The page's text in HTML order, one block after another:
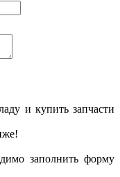
и купить запчасти
заполнить форму